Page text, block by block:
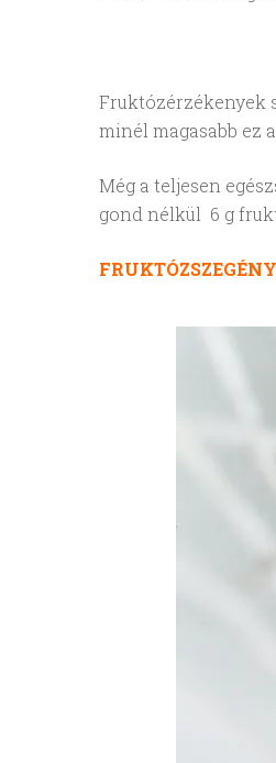
Fruktózérzékenyek
minél magasabb ez
Még a teljesen
gond nélkül 6 g